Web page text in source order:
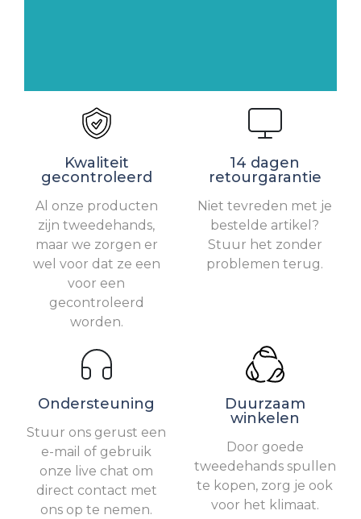
Kwaliteit
gecontroleerd
Al onze producten
zijn tweedehands,
maar we zorgen er
wel voor dat ze een
voor een
gecontroleerd
worden.
14 dagen
retourgarantie
Niet tevreden met je
bestelde artikel?
Stuur het zonder
problemen terug.
Ondersteuning
Stuur ons gerust een
e-mail of gebruik
onze live chat om
direct contact met
ons op te nemen.
Duurzaam
winkelen
Door goede
tweedehands spullen
te kopen, zorg je ook
voor het klimaat.